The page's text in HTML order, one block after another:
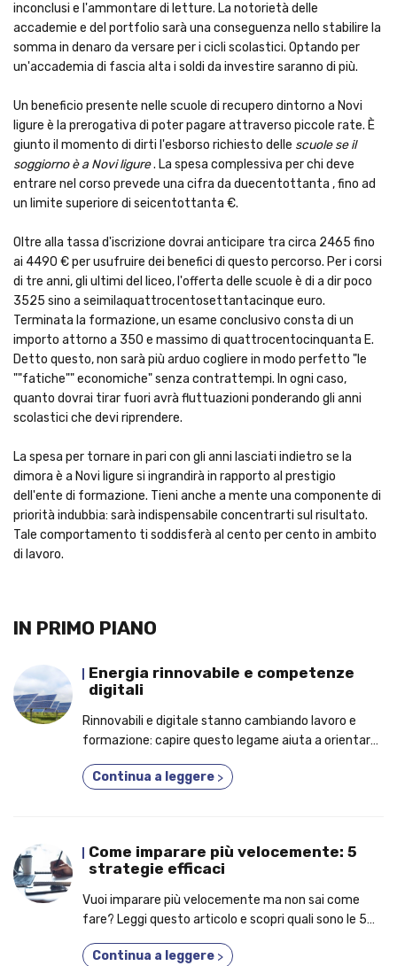
inconclusi e l'ammontare di letture. La notorietà delle
accademie e del portfolio sarà una conseguenza nello stabilire la
somma in denaro da versare per i cicli scolastici. Optando per
un'accademia di fascia alta i soldi da investire saranno di più.
Un beneficio presente nelle scuole di recupero dintorno a Novi
ligure è la prerogativa di poter pagare attraverso piccole rate. È
giunto il momento di dirti l'esborso richiesto delle scuole se il
soggiorno è a Novi ligure. La spesa complessiva per chi deve
entrare nel corso prevede una cifra da duecentottanta , fino ad
un limite superiore di seicentottanta €.
Oltre alla tassa d'iscrizione dovrai anticipare tra circa 2465 fino
ai 4490 € per usufruire dei benefici di questo percorso. Per i corsi
di tre anni, gli ultimi del liceo, l'offerta delle scuole è di a dir poco
3525 sino a seimilaquattrocentosettantacinque euro.
Terminata la formazione, un esame conclusivo consta di un
importo attorno a 350 e massimo di quattrocentocinquanta E.
Detto questo, non sarà più arduo cogliere in modo perfetto "le
""fatiche"" economiche" senza contrattempi. In ogni caso,
quanto dovrai tirar fuori avrà fluttuazioni ponderando gli anni
scolastici che devi riprendere.
La spesa per tornare in pari con gli anni lasciati indietro se la
dimora è a Novi ligure si ingrandirà in rapporto al prestigio
dell'ente di formazione. Tieni anche a mente una componente di
priorità indubbia: sarà indispensabile concentrarti sul risultato.
Tale comportamento ti soddisferà al cento per cento in ambito
di lavoro.
IN PRIMO PIANO
Energia rinnovabile e competenze
digitali
Rinnovabili e digitale stanno cambiando lavoro e
formazione: capire questo legame aiuta a orientarsi
Continua a leggere >
Come imparare più velocemente: 5
strategie efficaci
Vuoi imparare più velocemente ma non sai come
fare? Leggi questo articolo e scopri quali sono le 5
Continua a leggere >